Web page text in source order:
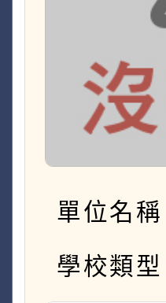
單位名稱
學校類